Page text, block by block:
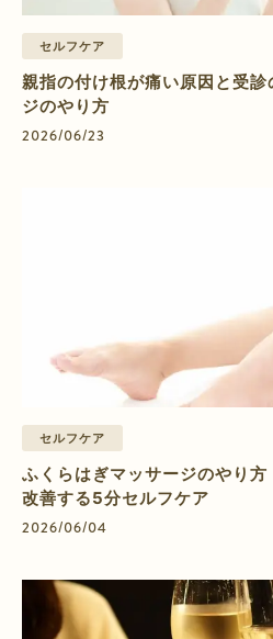
セルフケア
親指の付け根が痛い原因と受
ジのやり方
2026/06/23
セルフケア
ふくらはぎマッサージのやり
改善する5分セルフケア
2026/06/04